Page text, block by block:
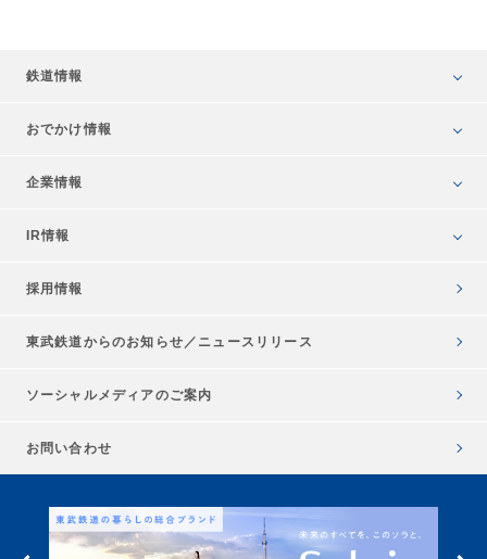
鉄道情報
おでかけ情報
企業情報
IR情報
採用情報
東武鉄道からのお知らせ／ ニュースリリース
ソーシャルメディアのご案内
お問い合わせ